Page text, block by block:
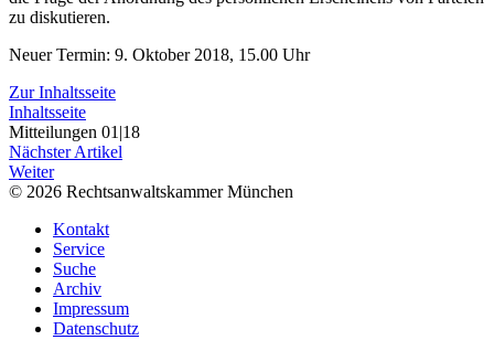
zu diskutieren.
Neuer Termin: 9. Oktober 2018, 15.00 Uhr
Zur Inhaltsseite
Inhaltsseite
Mitteilungen 01|18
Nächster Artikel
Weiter
© 2026 Rechtsanwaltskammer München
Kontakt
Service
Suche
Archiv
Impressum
Datenschutz